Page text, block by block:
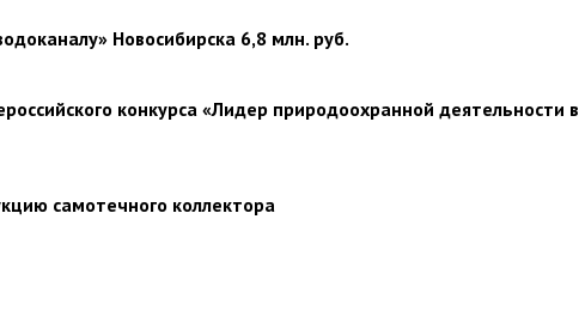
Новосибирска 6,8 млн. руб.
конкурса «Лидер природоохранной деятельности в
самотечного коллектора